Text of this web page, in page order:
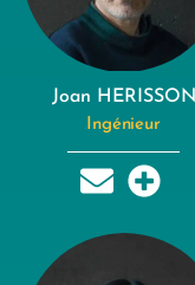
Joan HERISSON
Ingénieur